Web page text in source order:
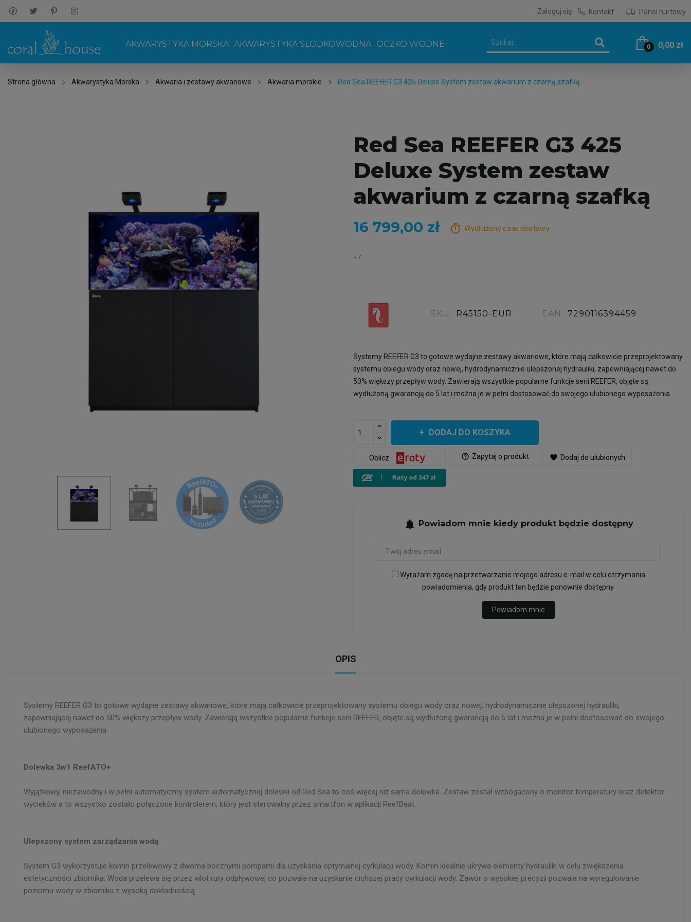
Zaloguj się Kontakt Panel hurtowy
AKWARYSTYKA MORSKA AKWARYSTYKA SŁODKOWODNA OCZKO WODNE 0 0,00 zł
Strona główna Akwarystyka Morska Akwaria i zestawy akwariowe Akwaria morskie Red Sea REEFER G3 425 Deluxe System zestaw akwarium z czarną szafką
Red Sea REEFER G3 425
Deluxe System zestaw
akwarium z czarną szafką
16 799,00 zł timer Wydłużony czas dostawy
7
SKU: R45150-EUR EAN: 7290116394459
Systemy REEFER G3 to gotowe wydajne zestawy akwariowe, które mają całkowicie przeprojektowany
systemu obiegu wody oraz nowej, hydrodynamicznie ulepszonej hydrauliki, zapewniającej nawet do
50% większy przepływ wody. Zawierają wszystkie popularne funkcje serii REEFER, objęte są
wydłużoną gwarancją do 5 lat i można je w pełni dostosować do swojego ulubionego wyposażenia.
DODAJ DO KOSZYKA
help_outline Zapytaj o produkt
Oblicz favorite Dodaj do ulubionych
notifications Powiadom mnie kiedy produkt będzie dostępny
Wyrażam zgodę na przetwarzanie mojego adresu e-mail w celu otrzymania
powiadomienia, gdy produkt ten będzie ponownie dostępny.
Powiadom mnie
OPIS
Systemy REEFER G3 to gotowe wydajne zestawy akwariowe, które mają całkowicie przeprojektowany systemu obiegu wody oraz nowej, hydrodynamicznie ulepszonej hydrauliki,
zapewniającej nawet do 50% większy przepływ wody. Zawierają wszystkie popularne funkcje serii REEFER, objęte są wydłużoną gwarancją do 5 lat i można je w pełni dostosować do swojego
ulubionego wyposażenia.
Dolewka 3w1 ReefATO+
Wyjątkowy, niezawodny i w pełni automatyczny system automatycznej dolewki od Red Sea to coś więcej niż sama dolewka. Zestaw został wzbogacony o monitor temperatury oraz detektor
wycieków a to wszystko zostało połączone kontrolerem, który jest sterowalny przez smartfon w aplikacji ReefBeat.
Ulepszony system zarządzania wodą
System G3 wykorzystuje komin przelewowy z dwoma bocznymi pompami dla uzyskania optymalnej cyrkulacji wody. Komin idealnie ukrywa elementy hydrauliki w celu zwiększenia
estetyczności zbiornika. Woda przelewa się przez wlot rury odpływowej co pozwala na uzyskanie cichszej pracy cyrkulacji wody. Zawór o wysokiej precyzji pozwala na wyregulowanie
poziomu wody w zbiorniku z wysoką dokładnością.